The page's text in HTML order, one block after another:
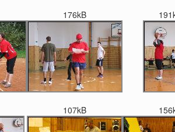
176kB
107kB